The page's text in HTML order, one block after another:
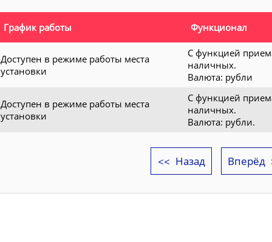
График работы Функционал
Доступен в режиме работы места
установки
С функцией
наличных.
Валюта: рубли
Доступен в режиме работы места
установки
С функцией
наличных.
Валюта: рубли.
Назад Вперёд